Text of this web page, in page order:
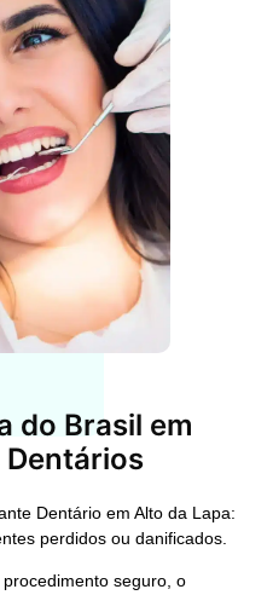
do Brasil em
Dentário em Alto da Lapa:
perdidos ou danificados.
seguro, o